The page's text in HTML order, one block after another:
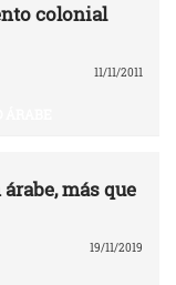
colonial
11/11/2011
más que
19/11/2019